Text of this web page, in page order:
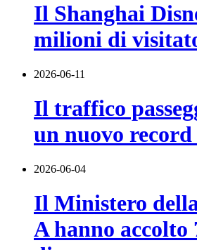
Il Shanghai
milioni di
2026-06-11
Il traffico
un nuovo record
2026-06-04
Il Ministero
A hanno